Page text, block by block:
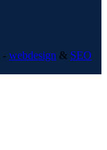
- webdesign & SEO